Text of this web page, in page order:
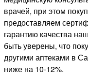
врачей, при этом
предоставляем
гарантию качества
быть уверены, что
другими аптеками в
ниже на 10-12%.